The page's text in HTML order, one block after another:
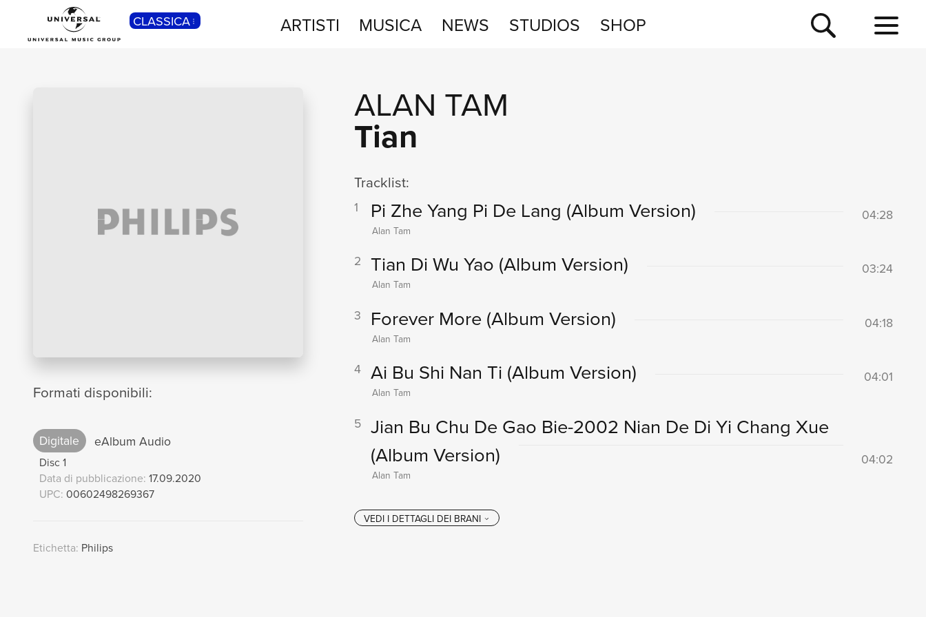
CLASSICA ARTISTI MUSICA NEWS STUDIOS SHOP
Formati disponibili:
Digitale eAlbum Audio
Disc 1
Data di pubblicazione: 17.09.2020
UPC: 00602498269367
Etichetta: Philips
ALAN TAM
Tian
Tracklist:
1 Pi Zhe Yang Pi De Lang (Album Version) 04:28
Alan Tam
2 Tian Di Wu Yao (Album Version) 03:24
Alan Tam
3 Forever More (Album Version) 04:18
Alan Tam
4 Ai Bu Shi Nan Ti (Album Version) 04:01
Alan Tam
5 Jian Bu Chu De Gao Bie-2002 Nian De Di Yi Chang Xue
(Album Version)
04:02
Alan Tam
POP
SHOP